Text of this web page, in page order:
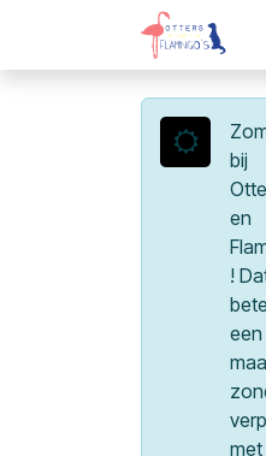
Overslaan naar inhoud
bij
en
!
een
met